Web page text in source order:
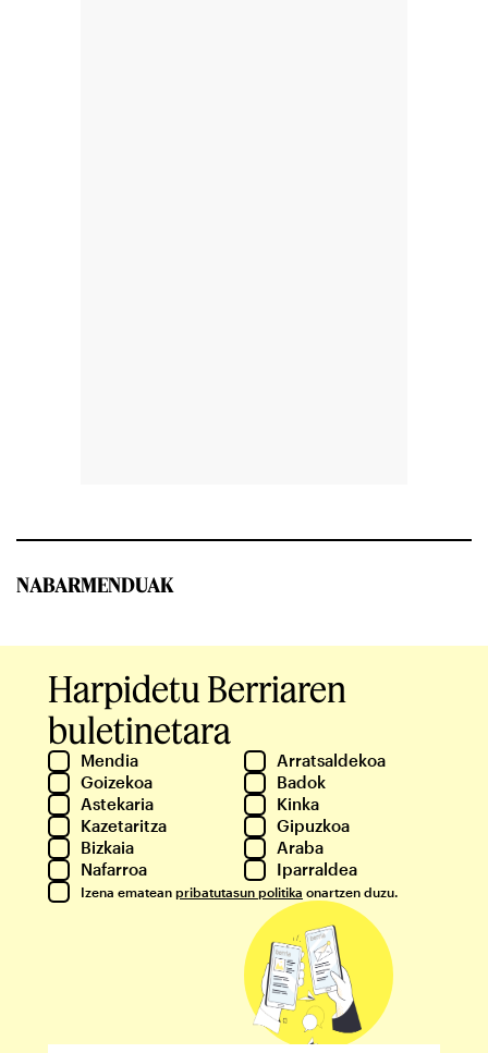
NABARMENDUAK
Harpidetu Berriaren
buletinetara
Mendia
Arratsaldekoa
Goizekoa
Badok
Astekaria
Kinka
Kazetaritza
Gipuzkoa
Bizkaia
Araba
Nafarroa
Iparraldea
Izena ematean pribatutasun politika onartzen duzu.